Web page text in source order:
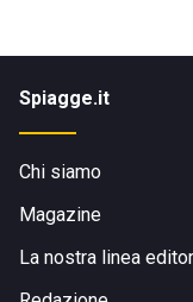
Spiagge.it
Chi siamo
Magazine
La nostra linea